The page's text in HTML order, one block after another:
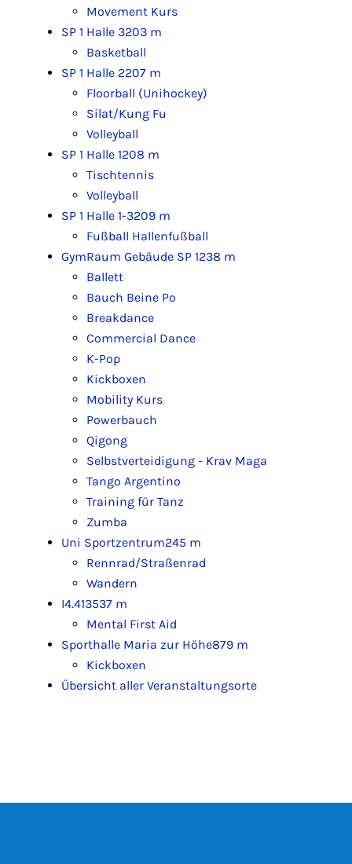
Movement Kurs
SP 1 Halle 3203 m
Basketball
SP 1 Halle 2207 m
Floorball (Unihockey)
Silat/Kung Fu
Volleyball
SP 1 Halle 1208 m
Tischtennis
Volleyball
SP 1 Halle 1-3209 m
Fußball Hallenfußball
GymRaum Gebäude SP 1238 m
Ballett
Bauch Beine Po
Breakdance
Commercial Dance
K-Pop
Kickboxen
Mobility Kurs
Powerbauch
Qigong
Selbstverteidigung - Krav Maga
Tango Argentino
Training für Tanz
Zumba
Uni Sportzentrum245 m
Rennrad/Straßenrad
Wandern
I4.413537 m
Mental First Aid
Sporthalle Maria zur Höhe879 m
Kickboxen
Übersicht aller Veranstaltungsorte